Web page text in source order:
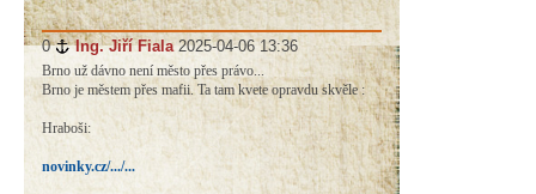
0 # Ing. Jiří Fiala 2025-04-06 13:36
Brno už dávno není město přes právo...
Brno je městem přes mafii. Ta tam kvete opravdu skvěle :
Hraboši:
novinky.cz/.../...